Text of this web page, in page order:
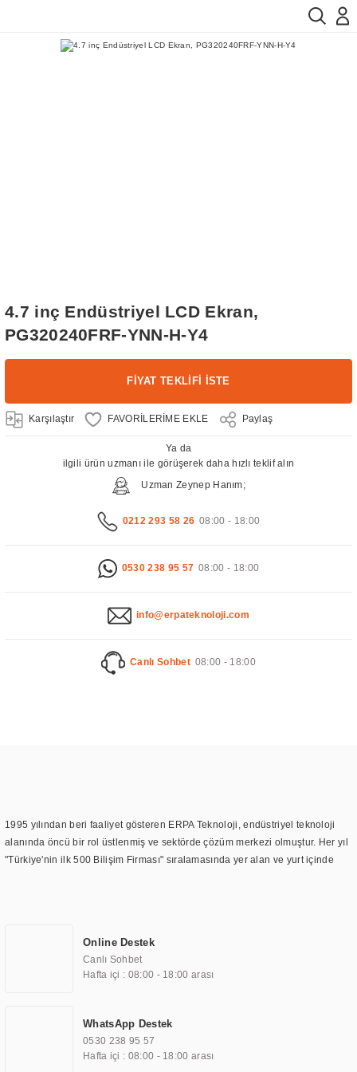
4.7 inç Endüstriyel LCD Ekran,
PG320240FRF-YNN-H-Y4
FİYAT TEKLİFİ İSTE
Karşılaştır Paylaş
Ya da
ilgili ürün uzmanı ile görüşerek daha hızlı teklif alın
Uzman Zeynep Hanım;
0212 293 58 26 08:00 - 18:00
0530 238 95 57 08:00 - 18:00
info@erpateknoloji.com
Canlı Sohbet 08:00 - 18:00
1995 yılından beri faaliyet gösteren ERPA Teknoloji, endüstriyel teknoloji
alanında öncü bir rol üstlenmiş ve sektörde çözüm merkezi olmuştur. Her yıl
"Türkiye'nin ilk 500 Bilişim Firması" sıralamasında yer alan ve yurt içinde
TOCHI markası altında kendi ürettiği ürünlerde kullanmıştır. Günümüzde
TOCHI; videowall, digital signage, kiosk, totem, akıllı durak ekranı, araç içi
ekran, asansör ekranı, digital menüboard, marin ekran, medikal ekran,
ekranları, endüstriyel ekranlar, kapı önü bilgi ekranları, panel PC,
endüstriyel Panel PC, mini PC, endüstriyel mini PC ve akıllı bina sistemleri
gibi çözümleri 4.5" ile 110” boyutları arasında üretebilirken, ayrıca standart
Online Destek
Canlı Sohbet
Hafta içi : 08:00 - 18:00 arası
WhatsApp Destek
0530 238 95 57
Hafta içi : 08:00 - 18:00 arası